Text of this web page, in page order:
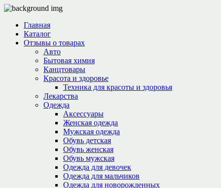
Главная
Каталог
Отзывы о товарах
Авто
Бытовая химия
Канцтовары
Красота и здоровье
Техника для красоты и здоровья
Лекарства
Одежда
Аксессуары
Женская одежда
Мужская одежда
Обувь детская
Обувь женская
Обувь мужская
Одежда для девочек
Одежда для мальчиков
Одежда для новорожденных